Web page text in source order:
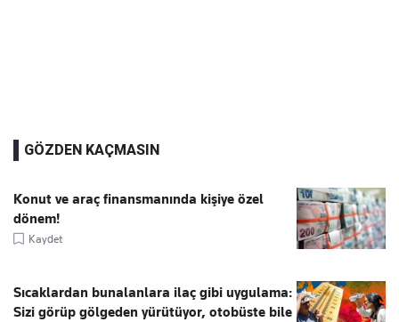
GÖZDEN KAÇMASIN
Konut ve araç finansmanında kişiye özel
dönem!
Kaydet
Sıcaklardan bunalanlara ilaç gibi uygulama:
Sizi görüp gölgeden yürütüyor, otobüste bile